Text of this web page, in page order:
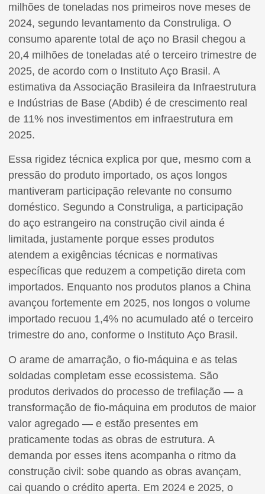
milhões de toneladas nos primeiros nove meses de
2024, segundo levantamento da Construliga. O
consumo aparente total de aço no Brasil chegou a
20,4 milhões de toneladas até o terceiro trimestre de
2025, de acordo com o Instituto Aço Brasil. A
estimativa da Associação Brasileira da Infraestrutura
e Indústrias de Base (Abdib) é de crescimento real
de 11% nos investimentos em infraestrutura em
2025.
Essa rigidez técnica explica por que, mesmo com a
pressão do produto importado, os aços longos
mantiveram participação relevante no consumo
doméstico. Segundo a Construliga, a participação
do aço estrangeiro na construção civil ainda é
limitada, justamente porque esses produtos
atendem a exigências técnicas e normativas
específicas que reduzem a competição direta com
importados. Enquanto nos produtos planos a China
avançou fortemente em 2025, nos longos o volume
importado recuou 1,4% no acumulado até o terceiro
trimestre do ano, conforme o Instituto Aço Brasil.
O arame de amarração, o fio-máquina e as telas
soldadas completam esse ecossistema. São
produtos derivados do processo de trefilação — a
transformação de fio-máquina em produtos de maior
valor agregado — e estão presentes em
praticamente todas as obras de estrutura. A
demanda por esses itens acompanha o ritmo da
construção civil: sobe quando as obras avançam,
cai quando o crédito aperta. Em 2024 e 2025, o